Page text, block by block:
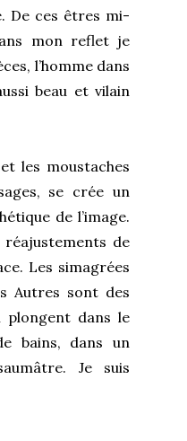
De ces êtres mi-
mon reflet je
l’homme dans
beau et vilain
les moustaches
se crée un
de l’image.
de
Les simagrées
Autres sont des
plongent dans le
bains, dans un
Je suis